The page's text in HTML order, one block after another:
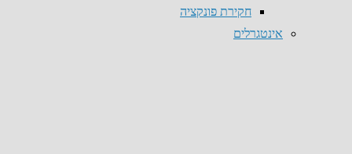
חקירת פונקציה
אינטגרלים